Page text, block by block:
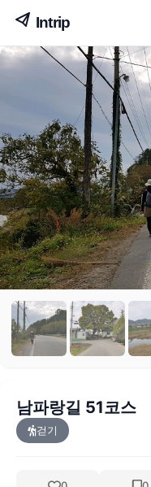
남파랑길 51코스
걷기